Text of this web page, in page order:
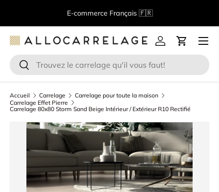
Aller au contenu
E-commerce Français 🇫🇷
Recherche
Rechercher
Se connecter
Panier
Menu
Accueil Carrelage
Carrelage pour toute la maison
Carrelage Effet Pierre
Carrelage 80x80 Storm Sand Beige Intérieur / Extérieur R10 Rectifié